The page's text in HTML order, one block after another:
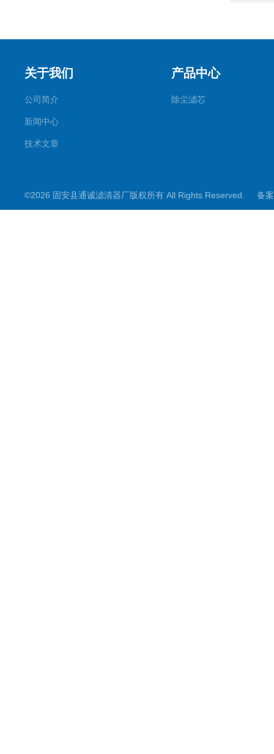
关于我们
公司简介
新闻中心
技术文章
产品中心
除尘滤芯
©2026 固安县通诚滤清器厂版权所有 All Rights Reserved. 备